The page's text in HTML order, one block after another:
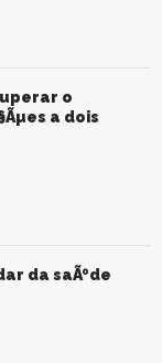
o
a dois
da saÃºde